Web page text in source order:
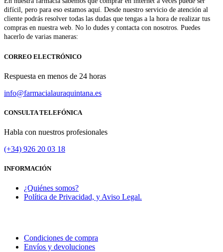
difícil, pero para eso estamos aquí. Desde nuestro servicio de atención al
cliente podrás resolver todas las dudas que tengas a la hora de realizar tus
compras en nuestra web. No lo dudes y contacta con nosotros. Puedes
hacerlo de varias maneras:
CORREO ELECTRÓNICO
Respuesta en menos de 24 horas
info@farmacialauraquintana.es
CONSULTA TELEFÓNICA
Habla con nuestros profesionales
(+34) 926 20 03 18
INFORMACIÓN
¿Quiénes somos?
Política de Privacidad, y Aviso Legal.
Condiciones de compra
Envíos y devoluciones